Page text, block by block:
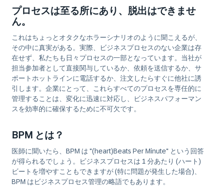
プロセスは至る所にあり、脱出はできませ
ん。
これはちょっとオタクなホラーシナリオのように聞こえるが、
その中に真実がある。実際、ビジネスプロセスのない企業は存
在せず、私たちも日々プロセスの一部となっています。当社が
担当参加者として直接関与しているか、依頼を送信するか、サ
ポートホットラインに電話するか、注文したらすぐに他社に誘
引します。企業にとって、これらすべてのプロセスを専任的に
管理することは、変化に迅速に対応し、ビジネスパフォーマン
スを効率的に確保するために不可欠です。
BPM とは？
医師に聞いたら、BPM は "(heart)Beats Per Minute" という回答
が得られるでしょう。ビジネスプロセスは 1 分あたり (ハート)
ビートを増やすこともできますが (特に問題が発生した場合)、
BPM はビジネスプロセス管理の略語でもあります。